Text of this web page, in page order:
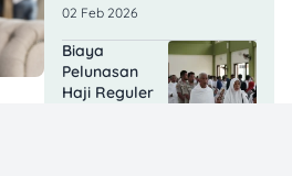
02 Feb 2026
Biaya
Pelunasan
Haji Reguler